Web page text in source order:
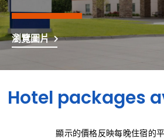
瀏覽圖片
Hotel packages
顯示的價格反映每晚住宿的